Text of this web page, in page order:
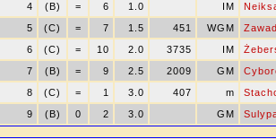
4
(B) = 6 1.0 IM
5
(C) = 7 1.5 451 WGM
6
(C) = 10 2.0 3735 IM
7
(B) = 9 2.5 2009 GM
8
(C) = 1 3.0 407 m
9
(B) 0 2 3.0 GM